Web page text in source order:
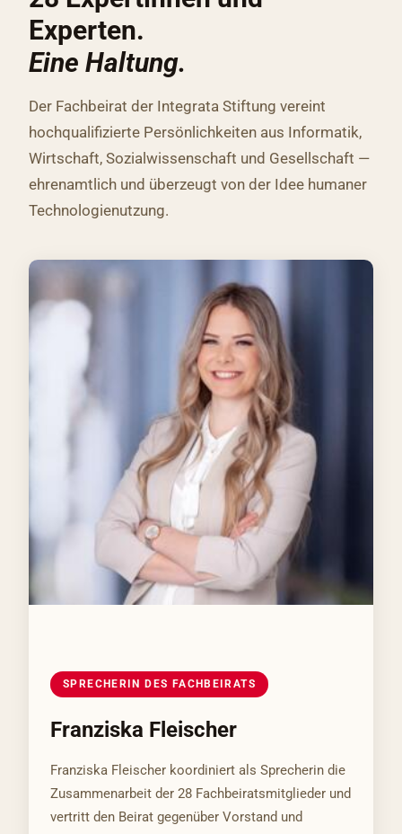
Experten.
Eine Haltung.
Der Fachbeirat der Integrata Stiftung vereint
hochqualifizierte Persönlichkeiten aus Informatik,
Wirtschaft, Sozialwissenschaft und Gesellschaft —
ehrenamtlich und überzeugt von der Idee humaner
Technologienutzung.
SPRECHERIN DES FACHBEIRATS
Franziska Fleischer
Franziska Fleischer koordiniert als Sprecherin die
Zusammenarbeit der 28 Fachbeiratsmitglieder und
vertritt den Beirat gegenüber Vorstand und